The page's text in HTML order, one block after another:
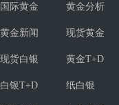
国际黄金 黄金分析
黄金新闻 现货黄金
现货白银 黄金T+D
白银T+D 纸白银